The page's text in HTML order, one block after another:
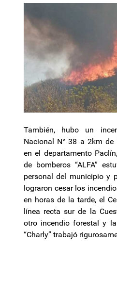
También, hubo un
Nacional N° 38 a 2km
en el departamento
de bomberos “ALFA”
personal del municipio y
lograron cesar los
en horas de la tarde, el
línea recta sur de la
otro incendio forestal y
“Charly” trabajó